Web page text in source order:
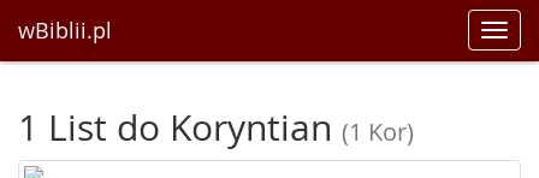
wBiblii.pl
1 List do Koryntian (1 Kor)